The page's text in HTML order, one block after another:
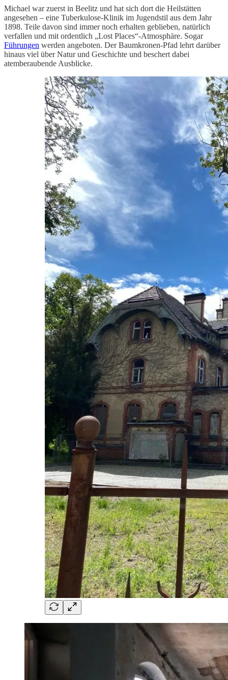
Michael war zuerst in Beelitz und hat sich dort die Heilstätten
angesehen – eine Tuberkulose-Klinik im Jugendstil aus dem Jahr
1898. Teile davon sind immer noch erhalten geblieben, natürlich
verfallen und mit ordentlich „Lost Places“-Atmosphäre. Sogar
Führungen werden angeboten. Der Baumkronen-Pfad lehrt darüber
hinaus viel über Natur und Geschichte und beschert dabei
atemberaubende Ausblicke.